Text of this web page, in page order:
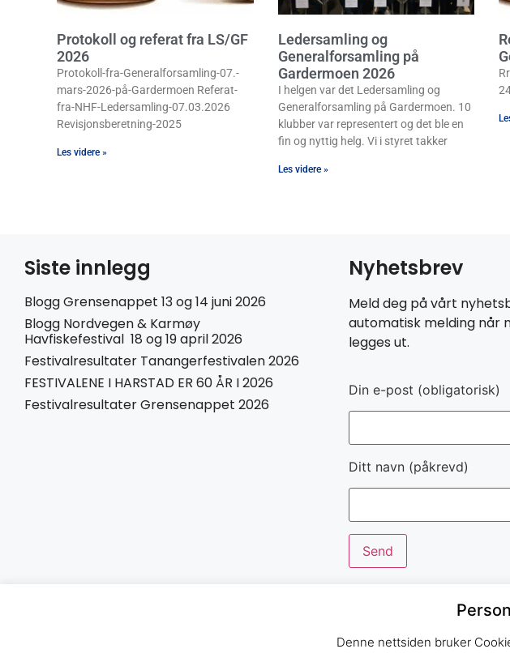
Protokoll og referat fra LS/GF
2026
Protokoll-fra-Generalforsamling-07.-
mars-2026-på-Gardermoen Referat-
fra-NHF-Ledersamling-07.03.2026
Revisjonsberetning-2025
Les videre »
Ledersamling og
Generalforsamling på
Gardermoen 2026
I helgen var det Ledersamling og
Generalforsamling på Gardermoen. 10
klubber var representert og det ble en
fin og nyttig helg. Vi i styret takker
Les videre »
Siste innlegg
Blogg Grensenappet 13 og 14 juni 2026
Blogg Nordvegen & Karmøy
Havfiskefestival 18 og 19 april 2026
Festivalresultater Tanangerfestivalen 2026
FESTIVALENE I HARSTAD ER 60 ÅR I 2026
Festivalresultater Grensenappet 2026
Nyhetsbrev
Meld deg på vårt
automatisk melding når
legges ut.
Din e-post (obligatorisk)
Ditt navn (påkrevd)
Denne nettsiden bruker